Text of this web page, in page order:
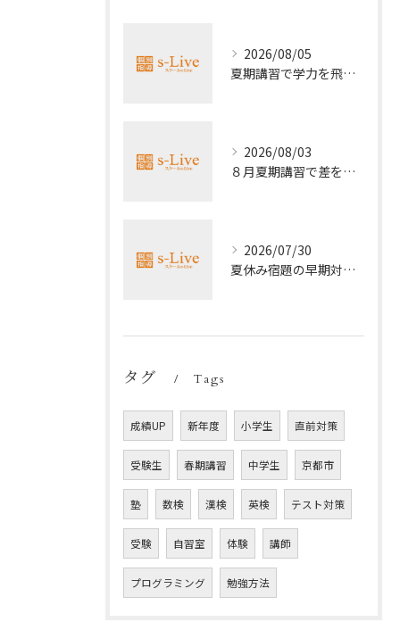
2026/08/05
夏期講習で学力を飛躍的に上げる方法
2026/08/03
８月夏期講習で差をつける受験勉強法
2026/07/30
夏休み宿題の早期対策ポイント
タグ Tags
成績UP 新年度 小学生 直前対策
受験生 春期講習 中学生 京都市
塾 数検 漢検 英検 テスト対策
受験 自習室 体験 講師
プログラミング 勉強方法